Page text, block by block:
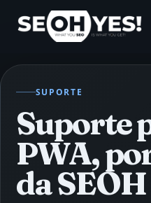
SEOH
SUPORTE
Suporte
PWA,
da SEOH